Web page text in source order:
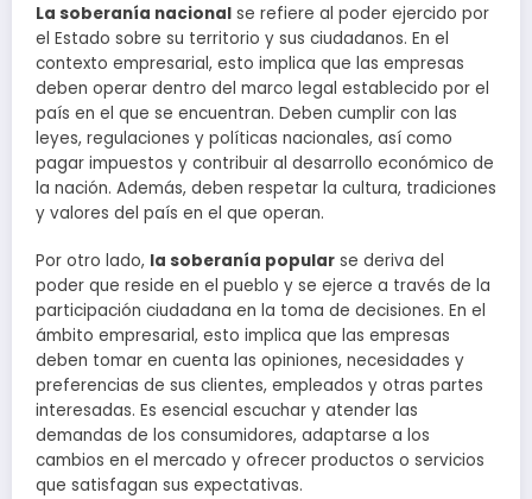
La soberanía nacional se refiere al poder ejercido por
el Estado sobre su territorio y sus ciudadanos. En el
contexto empresarial, esto implica que las empresas
deben operar dentro del marco legal establecido por el
país en el que se encuentran. Deben cumplir con las
leyes, regulaciones y políticas nacionales, así como
pagar impuestos y contribuir al desarrollo económico de
la nación. Además, deben respetar la cultura, tradiciones
y valores del país en el que operan.
Por otro lado, la soberanía popular se deriva del
poder que reside en el pueblo y se ejerce a través de la
participación ciudadana en la toma de decisiones. En el
ámbito empresarial, esto implica que las empresas
deben tomar en cuenta las opiniones, necesidades y
preferencias de sus clientes, empleados y otras partes
interesadas. Es esencial escuchar y atender las
demandas de los consumidores, adaptarse a los
cambios en el mercado y ofrecer productos o servicios
que satisfagan sus expectativas.